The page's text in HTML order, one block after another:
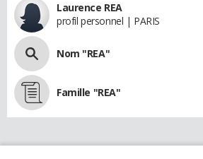
Laurence REA
profil personnel | PARIS
Nom "REA"
Famille "REA"